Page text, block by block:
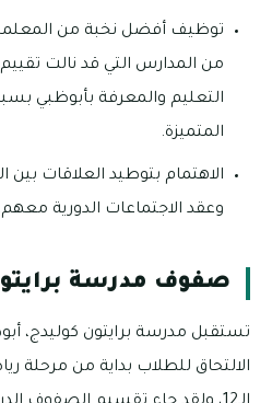
توظيف أفضل نخبة من المعلمين
من المدارس التي قد نالت
التعليم والمعرفة بأبوظبي
المتميزة.
الاهتمام بتوطيد العلاقات بين
وعقد الاجتماعات الدورية معهم.
صفوف مدرسة
تستقبل مدرسة برايتون كوليدج،
الالتحاق للطلاب بداية من مرحلة